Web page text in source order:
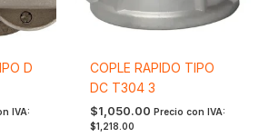
D
IVA:
COPLE RAPIDO TIPO
DC T304 3
$1,050.00 Precio con IVA:
$1,218.00